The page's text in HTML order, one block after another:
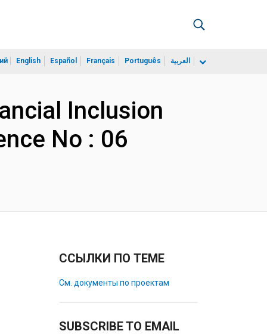
English Español Français Português العربية
Inclusion
No : 06
ССЫЛКИ ПО ТЕМЕ
См. документы по проектам
SUBSCRIBE TO EMAIL